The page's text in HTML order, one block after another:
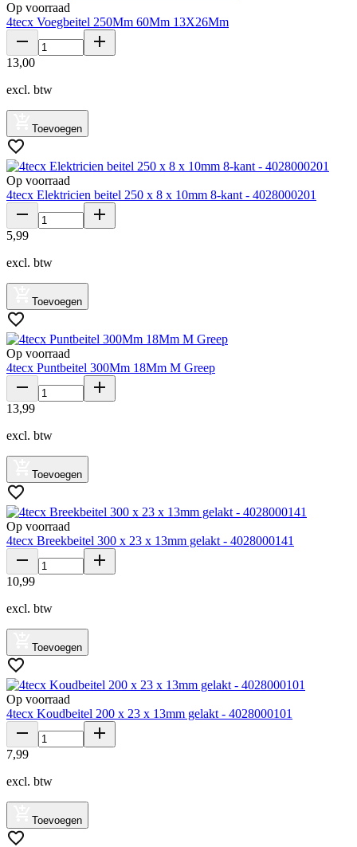
Op voorraad
4tecx Voegbeitel 250Mm 60Mm 13X26Mm
13,00
excl. btw
Toevoegen
Op voorraad
4tecx Elektricien beitel 250 x 8 x 10mm 8-kant - 4028000201
5,99
excl. btw
Toevoegen
Op voorraad
4tecx Puntbeitel 300Mm 18Mm M Greep
13,99
excl. btw
Toevoegen
Op voorraad
4tecx Breekbeitel 300 x 23 x 13mm gelakt - 4028000141
10,99
excl. btw
Toevoegen
Op voorraad
4tecx Koudbeitel 200 x 23 x 13mm gelakt - 4028000101
7,99
excl. btw
Toevoegen